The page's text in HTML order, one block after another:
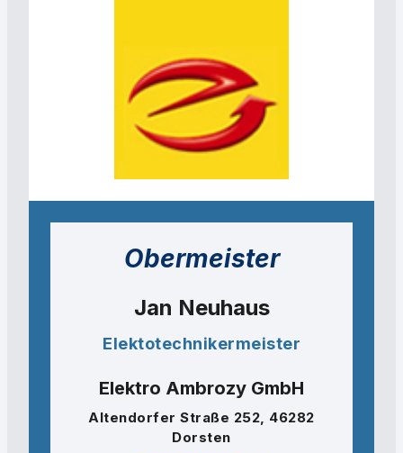
Obermeister
Jan Neuhaus
Elektotechnikermeister
Elektro Ambrozy GmbH
Altendorfer Straße 252, 46282
Dorsten